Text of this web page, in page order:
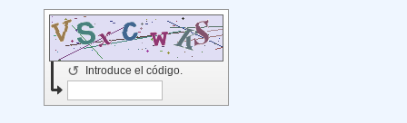
Introduce el código.
↺